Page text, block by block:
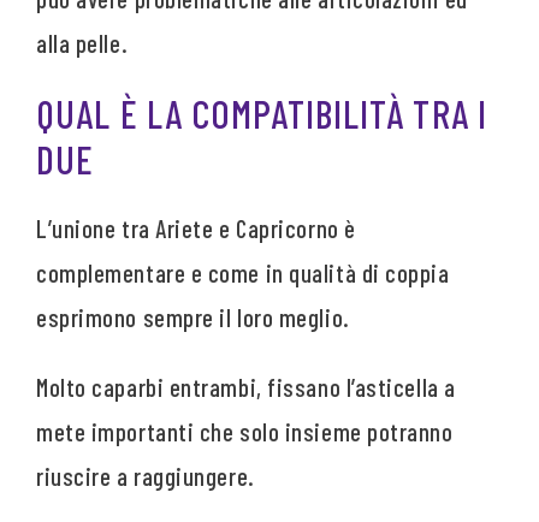
alla pelle.
QUAL È LA COMPATIBILITÀ TRA I
DUE
L’unione tra Ariete e Capricorno è
complementare e come in qualità di coppia
esprimono sempre il loro meglio.
Molto caparbi entrambi, fissano l’asticella a
mete importanti che solo insieme potranno
riuscire a raggiungere.